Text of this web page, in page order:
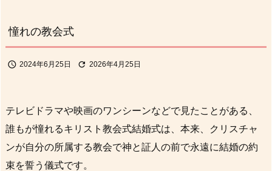
憧れの教会式
 2024年6月25日  2026年4月25日
テレビドラマや映画のワンシーンなどで見たことがある、
誰もが憧れるキリスト教会式結婚式は、本来、クリスチャ
ンが自分の所属する教会で神と証人の前で永遠に結婚の約
束を誓う儀式です。